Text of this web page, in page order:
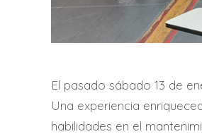
El pasado sábado 13 de
Una experiencia
habilidades en el